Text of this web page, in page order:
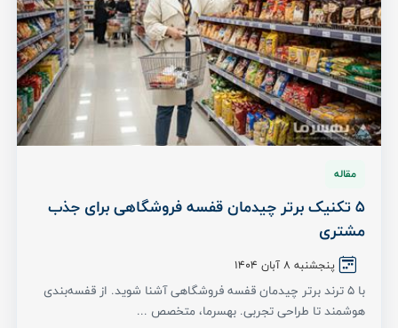
مقاله
5 تکنیک برتر چیدمان قفسه فروشگاهی برای جذب
مشتری
پنجشنبه ۸ آبان ۱۴۰۴
با ۵ ترند برتر چیدمان قفسه فروشگاهی آشنا شوید. از قفسه‌بندی
هوشمند تا طراحی تجربی. بهسرما، متخصص ...